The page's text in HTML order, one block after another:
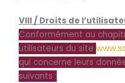
VIII / Droits de
Conformément au
utilisateurs du site
qui concerne leurs
suivants :